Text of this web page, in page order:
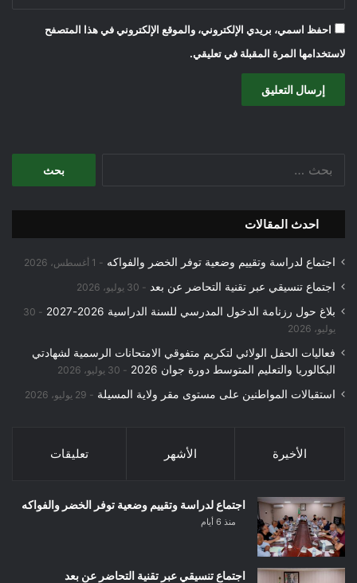
احفظ اسمي، بريدي الإلكتروني، والموقع الإلكتروني في هذا المتصفح
لاستخدامها المرة المقبلة في تعليقي.
احدث المقالات
اجتماع لدراسة وتقييم وضعية توفر الخضر والفواكه 1 أغسطس، 2026
اجتماع تنسيقي عبر تقنية التحاضر عن بعد 30 يوليو، 2026
بلاغ حول رزنامة الدخول المدرسي للسنة الدراسية 2026-2027
30
يوليو، 2026
فعاليات الحفل الولائي لتكريم متفوقي الامتحانات الرسمية لشهادتي
البكالوريا والتعليم المتوسط دورة جوان 2026
30 يوليو، 2026
استقبالات المواطنين على مستوى مقر ولاية المسيلة 29 يوليو، 2026
الأخيرة الأشهر تعليقات
اجتماع لدراسة وتقييم وضعية توفر الخضر والفواكه
منذ 6 أيام
اجتماع تنسيقي عبر تقنية التحاضر عن بعد